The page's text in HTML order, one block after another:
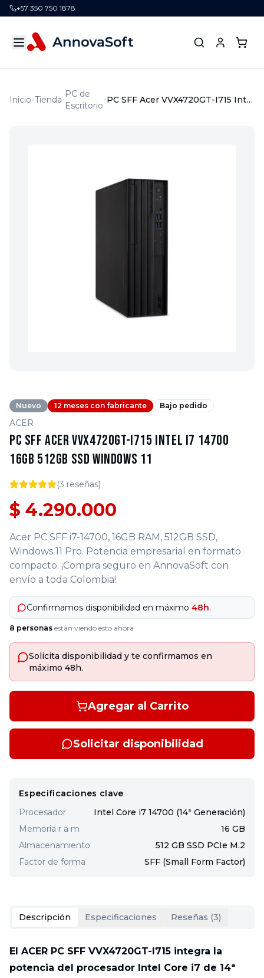
+57 350 750 1878
Inicio Tienda
PC de
Escritorio
PC SFF Acer VVX4720GT-I715 Intel i7 14700 16GB 512GB SSD Windows 11
Nuevo 12 meses con fabricante Bajo pedido
ACER
PC SFF Acer VVX4720GT-I715 Intel i7 14700
16GB 512GB SSD Windows 11
(3 reseñas)
$ 4.290.000
Acer PC SFF i7-14700, 16GB RAM, 512GB SSD,
Windows 11 Pro. Potencia empresarial en formato
compacto. ¡Compra seguro en AnnovaSoft con
envío a toda Colombia!
Confirmamos disponibilidad en máximo 48h.
8 personas están viendo esto ahora
Solicita disponibilidad y te confirmamos en
máximo 48h.
Agregar al Carrito
Solicitar disponibilidad
Especificaciones clave
Procesador
Intel Core i7 14700 (14ª Generación)
Memoria r a m
16 GB
Almacenamiento
512 GB SSD PCIe M.2
Factor de forma
SFF (Small Form Factor)
Descripción Especificaciones Reseñas (3)
El ACER PC SFF VVX4720GT-I715 integra la
potencia del procesador Intel Core i7 de 14ª